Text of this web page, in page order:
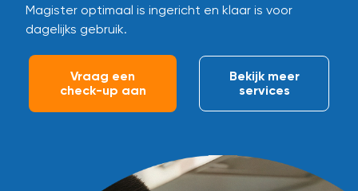
Magister optimaal is ingericht en klaar is voor
dagelijks gebruik.
Vraag een
check-up aan
Bekijk meer
services